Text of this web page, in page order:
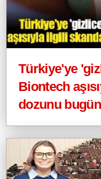
Türkiye'ye
Biontech
dozunu